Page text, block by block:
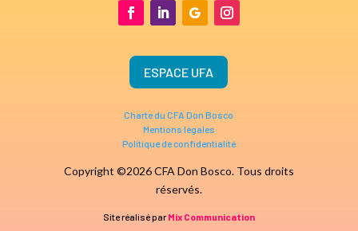
ESPACE UFA
Charte du CFA Don Bosco
Mentions légales
Politique de confidentialité
Copyright ©2026 CFA Don Bosco. Tous droits
réservés.
Site réalisé par Mix Communication